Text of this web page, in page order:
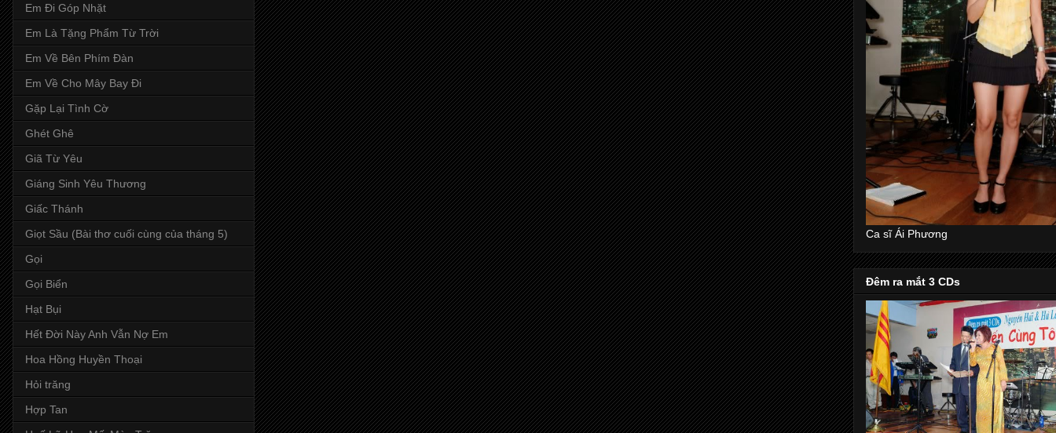
Em Đi Góp Nhặt
Em Là Tặng Phẩm Từ Trời
Em Về Bên Phím Đàn
Em Về Cho Mây Bay Đi
Gặp Lại Tình Cờ
Ghét Ghê
Giã Từ Yêu
Giáng Sinh Yêu Thương
Giấc Thánh
Giọt Sầu (Bài thơ cuối cùng của tháng 5)
Gọi
Gọi Biển
Hạt Bụi
Hết Đời Này Anh Vẫn Nợ Em
Hoa Hồng Huyền Thoại
Hỏi trăng
Hợp Tan
Ca sĩ Ái Phương
Đêm ra mắt 3 CDs